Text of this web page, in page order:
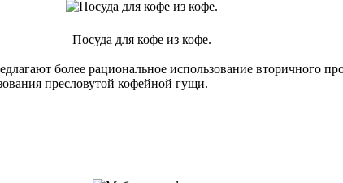
Посуда для кофе из кофе.
более рациональное использование вторичного
пресловутой кофейной гущи.